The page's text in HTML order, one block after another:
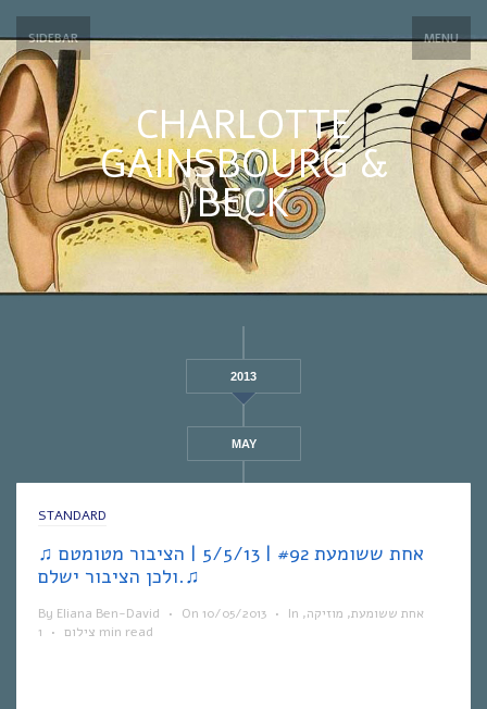
SIDEBAR MENU
CHARLOTTE
GAINSBOURG &
BECK
2013
MAY
STANDARD
♫ אחת ששומעת #92 | 5/5/13 | הציבור מטומטם
ולכן הציבור ישלם.♫
By Eliana Ben-David • On 10/05/2013 • In אחת ששומעת, מוזיקה,
צילום • 1 min read